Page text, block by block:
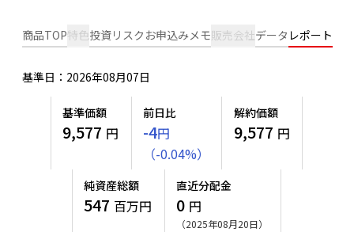
確定拠出年金について
確定拠出年金制度について
確定拠出年金での商品の選び方について
お問い合わせ
よくあるご質問
投資の教室
サステナビリティ経営基本方針
ニッセイアセットの重要課題
サステナビリティへの取り組み
サステナビリティレポート
サステナブル投資
方針・その他開示情報
採用情報
公式キャラクターのご紹介
検索したいキーワードを入力してください。
資産形成はじめるなら
商品TOP特色投資リスク お申込みメモ販売会社データ レポート
基準日：2026年08月07日
基準価額
9,577 円
前日比
-4円
（-0.04%）
解約価額
9,577 円
純資産総額
547 百万円
直近分配金
0 円
（2025年08月20日）